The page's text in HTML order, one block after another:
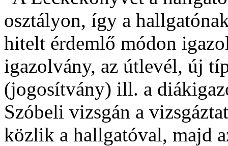
osztályon, így a
hitelt érdemlő módon
igazolvány, az útlevél, új
(jogosítvány) ill. a
Szóbeli vizsgán a
közlik a hallgatóval, majd